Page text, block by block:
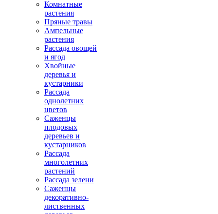
Комнатные
растения
Пряные травы
Ампельные
растения
Рассада овощей
и ягод
Хвойные
деревья и
кустарники
Рассада
однолетних
цветов
Саженцы
плодовых
деревьев и
кустарников
Рассада
многолетних
растений
Рассада зелени
Саженцы
декоративно-
лиственных